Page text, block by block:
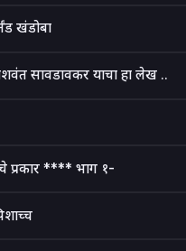
खंडोबा
सावडावकर याचा हा लेख ..
प्रकार **** भाग १-